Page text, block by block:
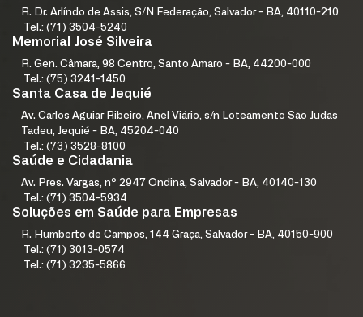
R. Dr. Arlíndo de Assis, S/N Federação, Salvador - BA, 40110-210
Tel.: (71) 3504-5240
Memorial José Silveira
R. Gen. Câmara, 98 Centro, Santo Amaro - BA, 44200-000
Tel.: (75) 3241-1450
Santa Casa de Jequié
Av. Carlos Aguiar Ribeiro, Anel Viário, s/n Loteamento São Judas
Tadeu, Jequié - BA, 45204-040
Tel.: (73) 3528-8100
Saúde e Cidadania
Av. Pres. Vargas, nº 2947 Ondina, Salvador - BA, 40140-130
Tel.: (71) 3504-5934
Soluções em Saúde para Empresas
R. Humberto de Campos, 144 Graça, Salvador - BA, 40150-900
Tel.: (71) 3013-0574
Tel.: (71) 3235-5866